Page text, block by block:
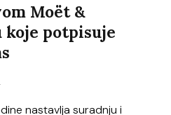
Moët &
koje potpisuje
nastavlja suradnju i